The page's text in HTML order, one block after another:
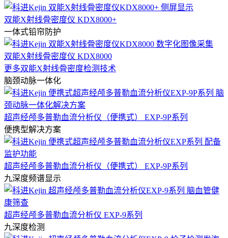
双能X射线骨密度仪 KDX8000+
一体式铅帘防护
双能X射线骨密度仪 KDX8000
更多双能X射线骨密度检测技术
脑颈动脉一体化
超声经颅多普勒血流分析仪（便携式） EXP-9P系列
便携型解决方案
超声经颅多普勒血流分析仪（便携式） EXP-9P系列
九深度频谱显示
超声经颅多普勒血流分析仪 EXP-9系列
九深度检测